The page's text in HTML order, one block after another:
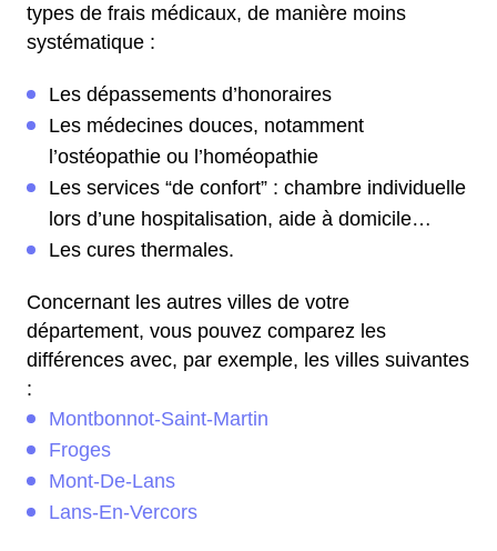
types de frais médicaux, de manière moins
systématique :
Les dépassements d’honoraires
Les médecines douces, notamment
l’ostéopathie ou l’homéopathie
Les services “de confort” : chambre individuelle
lors d’une hospitalisation, aide à domicile…
Les cures thermales.
Concernant les autres villes de votre
département, vous pouvez comparez les
différences avec, par exemple, les villes suivantes
:
Montbonnot-Saint-Martin
Froges
Mont-De-Lans
Lans-En-Vercors